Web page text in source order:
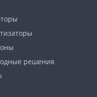
решения